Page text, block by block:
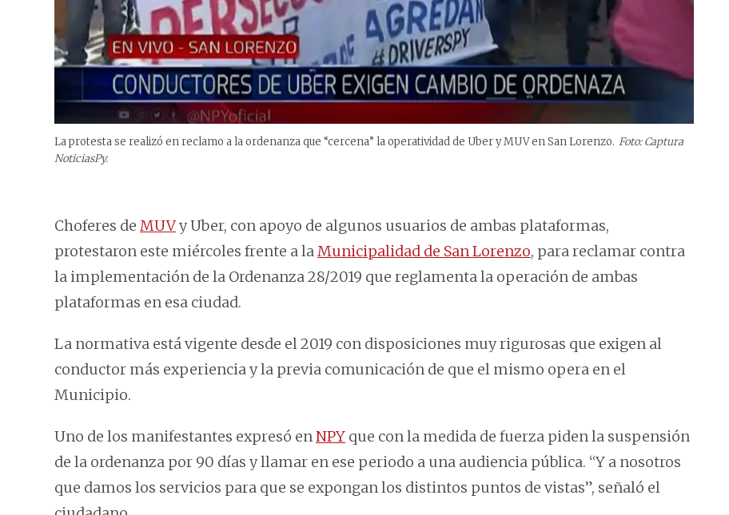
La protesta se realizó en reclamo a la ordenanza que “cercena” la operatividad de Uber y MUV en San Lorenzo. Foto: Captura
NoticiasPy.
Choferes de MUVy Uber, con apoyo de algunos usuarios de ambas plataformas,
protestaron este miércoles frente a laMunicipalidad de San Lorenzo, para reclamar contra
la implementación de la Ordenanza 28/2019 que reglamenta la operación de ambas
plataformas en esa ciudad.
La normativa está vigente desde el 2019 con disposiciones muy rigurosas que exigen al
conductor más experiencia y la previa comunicación de que el mismo opera en el
Municipio.
Uno de los manifestantes expresó enNPY que con la medida de fuerza piden la suspensión
de la ordenanza por 90 días y llamar en ese periodo a una audiencia pública. “Y a nosotros
que damos los servicios para que se expongan los distintos puntos de vistas”, señaló el